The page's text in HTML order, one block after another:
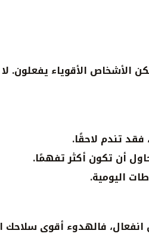
الأشخاص الأقوياء يفعلون.
فقد تندم لاحقًا.
أن تكون أكثر تفهمًا.
اليومية.
فالهدوء أقوى سلاحك